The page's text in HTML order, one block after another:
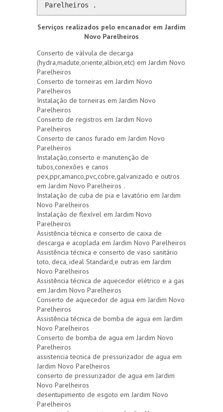
Parelheiros .
Serviços realizados pelo encanador em Jardim
Novo Parelheiros
Conserto de válvula de decarga
(hydra,madute,oriente,albion,etc) em Jardim Novo
Parelheiros
Conserto de torneiras em Jardim Novo
Parelheiros
Instalação de torneiras em Jardim Novo
Parelheiros
Conserto de registros em Jardim Novo
Parelheiros
Conserto de canos furado em Jardim Novo
Parelheiros
Instalação,conserto e manutenção de
tubos,conexões e canos
pex,ppr,amanco,pvc,cobre,galvanizado e outros
em Jardim Novo Parelheiros .
Instalação de cuba de pia e lavatório em Jardim
Novo Parelheiros
Instalação de flexível em Jardim Novo
Parelheiros
Assistência técnica e conserto de caixa de
descarga e acoplada em Jardim Novo Parelheiros
Assistência técnica e conserto de vaso sanitário
toto, deca, ideal Standard,e outras em Jardim
Novo Parelheiros
Assistência técnica de aquecedor elétrico e a gas
em Jardim Novo Parelheiros
Conserto de aquecedor de agua em Jardim Novo
Parelheiros
Assistência técnica de bomba de agua em Jardim
Novo Parelheiros
Conserto de bomba de agua em Jardim Novo
Parelheiros
assistencia tecnica de pressurizador de agua em
Jardim Novo Parelheiros
conserto de pressurizador de agua em Jardim
Novo Parelheiros
desentupimento de esgoto em Jardim Novo
Parelheiros